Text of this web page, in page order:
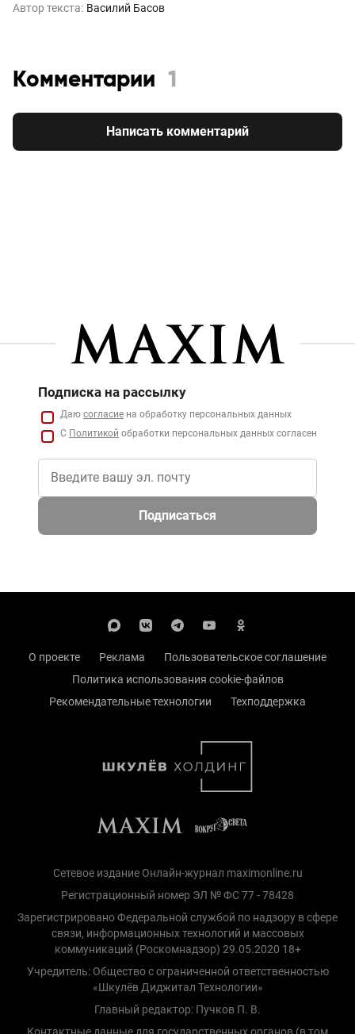
Автор текста: Василий Басов
Комментарии 1
Написать комментарий
Подписка на рассылку
Даю согласие на обработку персональных данных
С Политикой обработки персональных данных согласен
Подписаться
О проекте Реклама
Пользовательское соглашение
Политика использования cookie-файлов
Рекомендательные технологии
Техподдержка
Сетевое издание Онлайн-журнал maximonline.ru
Регистрационный номер ЭЛ № ФС 77 - 78428
Зарегистрировано Федеральной службой по надзору в сфере
связи, информационных технологий и массовых
коммуникаций (Роскомнадзор) 29.05.2020 18+
Учредитель: Общество с ограниченной ответственностью
«Шкулёв Диджитал Технологии»
Главный редактор: Пучков П. В.
Контактные данные для государственных органов (в том